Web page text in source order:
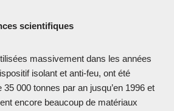
scientifiques
massivement dans les années
isolant et anti-feu, ont été
000 tonnes par an jusqu’en 1996 et
encore beaucoup de matériaux